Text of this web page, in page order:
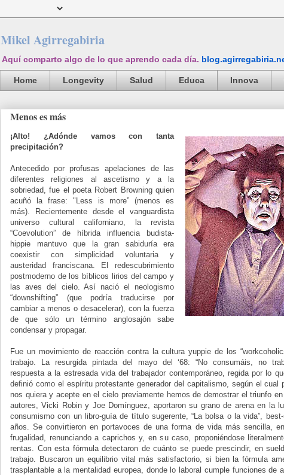
Mikel Agirregabiria
Aquí comparto algo de lo que aprendo cada día.
Home Longevity Salud Educa Innova
Menos es más
¡Alto! ¿Adónde vamos con tanta
precipitación?
Antecedido por profusas apelaciones de las
diferentes religiones al ascetismo y a la
sobriedad, fue el poeta Robert Browning quien
acuñó la frase: "Less is more” (menos es
más). Recientemente desde el vanguardista
universo cultural californiano, la revista
“Coevolution” de híbrida influencia budista-
hippie mantuvo que la gran sabiduría era
coexistir con simplicidad voluntaria y
austeridad franciscana. El redescubrimiento
postmoderno de los bíblicos lirios del campo y
las aves del cielo. Así nació el neologismo
“downshifting” (­que podría traducirse por
cambiar a menos o desacelerar), con la fuerza
de que sólo un término anglosajón sabe
condensar y propagar.
Fue un movimiento de reacción contra la cultura yuppie de los
trabajo. La resurgida pintada del mayo del ‘68: “No consumáis, no
respuesta a la estresada vida del trabajador contemporáneo, regida por lo
definió como el espíritu protestante generador del capitalismo, según el cual
nos quiera y acepte en el cielo previamente hemos de demostrar el triunfo
autores, Vicki Robin y Joe Domínguez, aportaron su grano de arena en la
consumismo con un libro-guía de título sugerente, “La bolsa o la vida”,
años. Se convirtieron en portavoces de una forma de vida más sencilla,
frugalidad, renunciando a caprichos y, en su caso, proponiéndose
rentas. Con esta fórmula detectaron de cuánto se puede prescindir, en
trabajo. Buscaron un equilibrio vital más satisfactorio, si bien la fórmula
trasplantable a la mentalidad europea, donde lo laboral cumple funciones de